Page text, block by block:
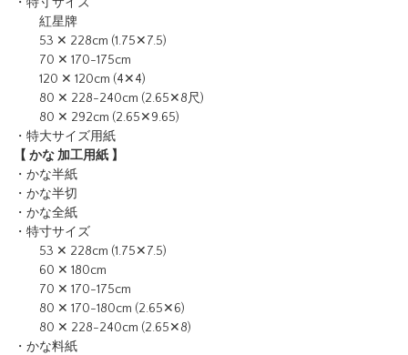
紅星牌
53 ✕ 228cm (1.75✕7.5)
70 ✕ 170-175cm
120 ✕ 120cm (4✕4)
80 ✕ 228-240cm (2.65✕8尺)
80 ✕ 292cm (2.65✕9.65)
・特大サイズ用紙
【 かな 加工用紙 】
・かな半紙
・かな半切
・かな全紙
・特寸サイズ
53 ✕ 228cm (1.75✕7.5)
60 ✕ 180cm
70 ✕ 170-175cm
80 ✕ 170-180cm (2.65✕6)
80 ✕ 228-240cm (2.65✕8)
・かな料紙